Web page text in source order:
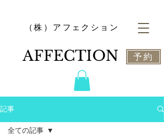
​（株）アフェクション
​AFFECTION 予約
記事
全ての記事